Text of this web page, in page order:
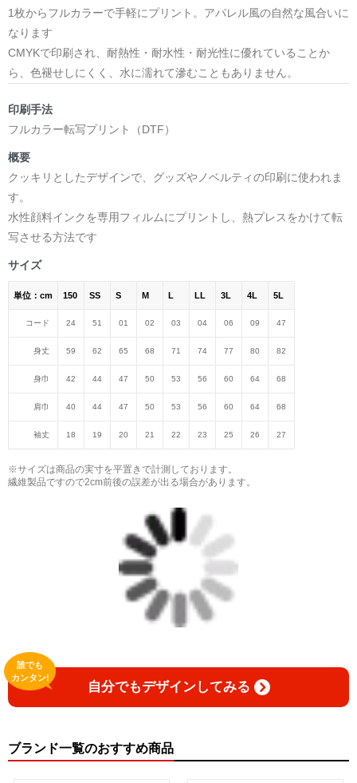
1枚からフルカラーで手軽にプリント。アパレル風の自然な風合いに
なります
CMYKで印刷され、耐熱性・耐水性・耐光性に優れていることか
ら、色褪せしにくく、水に濡れて滲むこともありません。
印刷手法
フルカラー転写プリント（DTF）
概要
クッキリとしたデザインで、グッズやノベルティの印刷に使われま
す。
水性顔料インクを専用フィルムにプリントし、熱プレスをかけて転
写させる方法です
サイズ
単位：cm 150 SS S M L LL 3L 4L 5L
コード 24 51 01 02 03 04 06 09 47
身丈 59 62 65 68 71 74 77 80 82
身巾 42 44 47 50 53 56 60 64 68
肩巾 40 44 47 50 53 56 60 64 68
袖丈 18 19 20 21 22 23 25 26 27
※サイズは商品の実寸を平置きで計測しております。
繊維製品ですので2cm前後の誤差が出る場合があります。
自分でもデザインしてみる
誰でも
カンタン!
ブランド一覧のおすすめ商品